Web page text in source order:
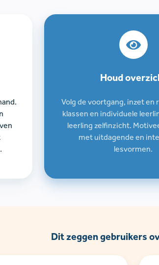
Houd
Volg de voortgang, inzet en
klassen en individuele
leerling zelfinzicht.
met uitdagende en
lesvormen.
Dit zeggen gebruikers